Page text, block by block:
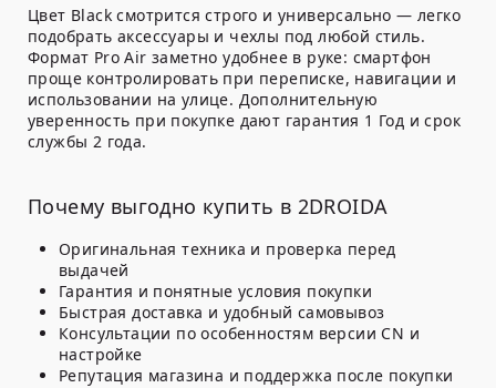
Цвет Black смотрится строго и универсально — легко
подобрать аксессуары и чехлы под любой стиль.
Формат Pro Air заметно удобнее в руке: смартфон
проще контролировать при переписке, навигации и
использовании на улице. Дополнительную
уверенность при покупке дают гарантия 1 Год исрок
службы 2 года.
Почему выгодно купить в 2DROIDA
Оригинальная техника и проверка перед
выдачей
Гарантия и понятные условия покупки
Быстрая доставка и удобный самовывоз
Консультации по особенностям версии CN и
настройке
Репутация магазина и поддержка после покупки